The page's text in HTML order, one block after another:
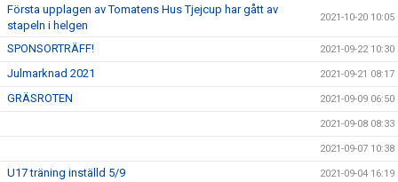
Första upplagen av Tomatens Hus Tjejcup har gått av
stapeln i helgen
2021-10-20 10:05
SPONSORTRÄFF! 2021-09-22 10:30
Julmarknad 2021 2021-09-21 08:17
GRÄSROTEN 2021-09-09 06:50
2021-09-08 08:33
2021-09-07 10:38
U17 träning inställd 5/9 2021-09-04 16:19